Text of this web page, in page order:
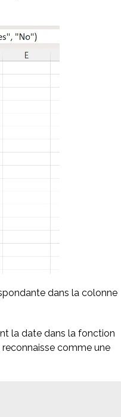
dans la colonne
la date dans la fonction
reconnaisse comme une